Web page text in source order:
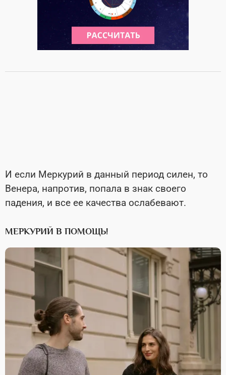
И если Меркурий в данный период силен, то
Венера, напротив, попала в знак своего
падения, и все ее качества ослабевают.
МЕРКУРИЙ В ПОМОЩЬ!